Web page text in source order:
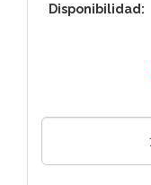
Disponibilidad: